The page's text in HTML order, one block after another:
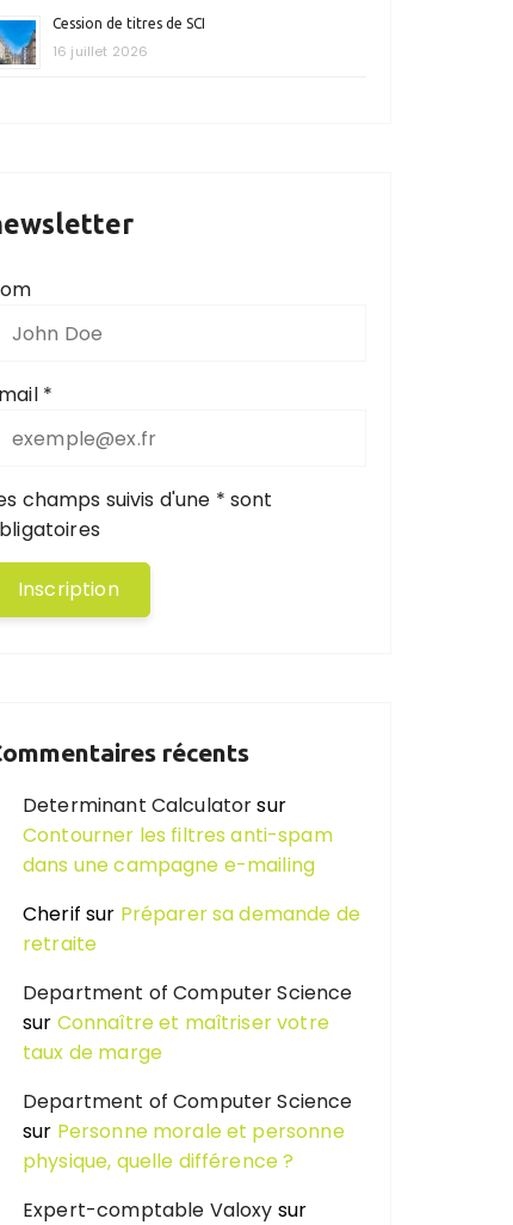
Cession de titres de SCI
16 juillet 2026
*
champs suivis d'une * sont
récents
Determinant Calculatorsur
Contourner les filtres anti-spam
dans une campagne e-mailing
Cherif sur Préparer sa demande de
retraite
Department of Computer Science
sur Connaître et maîtriser votre
taux de marge
Department of Computer Science
sur Personne morale et personne
physique, quelle différence ?
Expert-comptable Valoxy sur